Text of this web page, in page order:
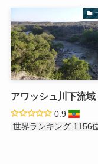
アワッシュ川下流域
0.9
世界ランキング 1156